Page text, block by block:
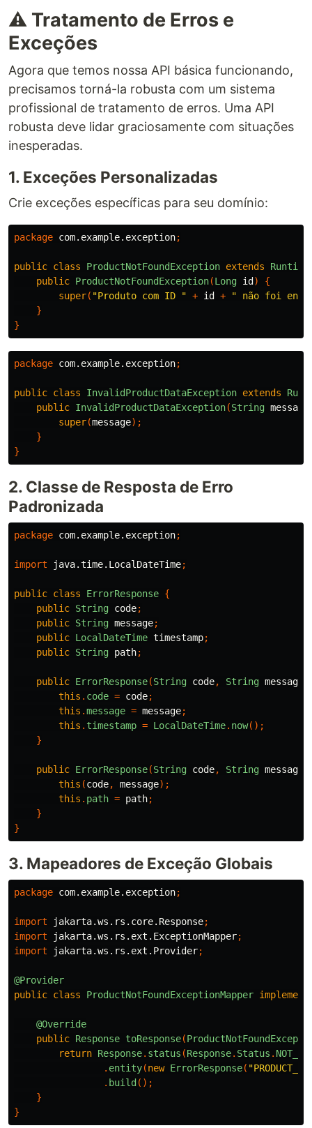
⚠️ Tratamento de Erros e
Exceções
Agora que temos nossa API básica funcionando,
precisamos torná-la robusta com um sistema
profissional de tratamento de erros. Uma API
robusta deve lidar graciosamente com situações
inesperadas.
1. Exceções Personalizadas
Crie exceções específicas para seu domínio:
package com.example.exception;
public class ProductNotFoundException extends
public ProductNotFoundException(Long id )
{
super( "Produto com ID " + id +
" não foi
}
}
package com.example.exception;
public class InvalidProductDataException extends
public InvalidProductDataException(String message
super(message);
}
}
2. Classe de Resposta de Erro
Padronizada
package com.example.exception;
import java.time.LocalDateTime;
public class ErrorResponse {
public String code;
public String message;
public LocalDateTime timestamp;
public String path;
public ErrorResponse(String code, String message
this . code = code;
this .message = message;
this . timestamp = LocalDateTime. now();
}
public ErrorResponse(String code, String message
this (code, message);
this . path = path;
}
}
3. Mapeadores de Exceção Globais
package com.example.exception;
import jakarta.ws.rs.core.Response;
import
jakarta.ws.rs.ext.ExceptionMapper;
import
jakarta.ws.rs.ext.Provider;
@Provider
public class ProductNotFoundExceptionMapper
@Override
public Response toResponse(
return Response. status (Response. Status .
. entity(new ErrorResponse(
. build ();
}
}